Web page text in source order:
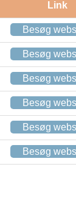
Link
Besøg
Besøg
Besøg
Besøg
Besøg
Besøg